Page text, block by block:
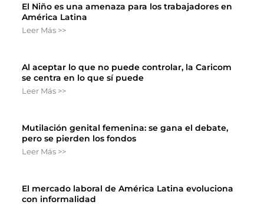
El Niño es una amenaza para los trabajadores en
América Latina
Leer Más >>
Al aceptar lo que no puede controlar, la Caricom
se centra en lo que sí puede
Leer Más >>
Mutilación genital femenina: se gana el debate,
pero se pierden los fondos
Leer Más >>
El mercado laboral de América Latina evoluciona
con informalidad